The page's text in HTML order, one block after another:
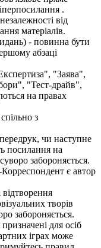
.
від
матеріалів.
- повинна бути
абзаці
"Заява",
"Тест-драйв",
на правах
з
чи наступне
посилання на
забороняється.
є автор
творів
забороняється.
для осіб
іграх може